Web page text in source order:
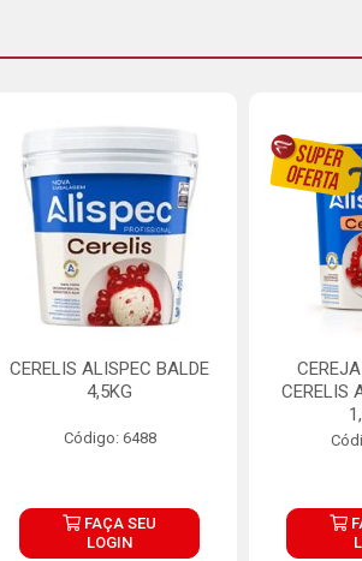
CERELIS ALISPEC BALDE
4,5KG
Código: 6488
FAÇA SEU
LOGIN
CERELIS